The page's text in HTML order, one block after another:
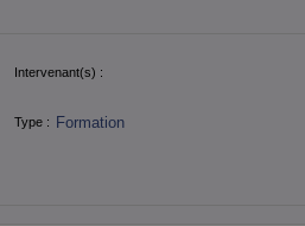
Intervenant(s) :
Type : Formation